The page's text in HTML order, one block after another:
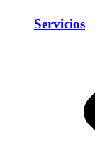
Servicios